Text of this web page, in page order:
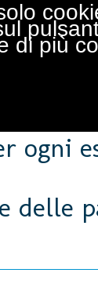
ogni
delle
di più